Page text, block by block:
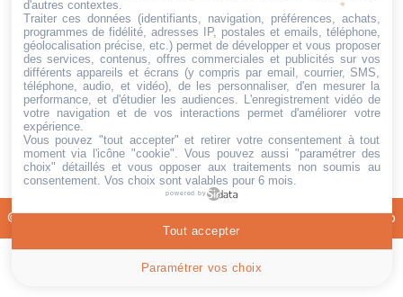
Conditions de
retour et de
remboursement
Droit de
rétractation
© 2026 - Tout droit réservé - Site développé parSAS Dev2Pub
d'autres contextes.
Traiter ces données (identifiants, navigation, préférences, achats,
programmes de fidélité, adresses IP, postales et emails, téléphone,
géolocalisation précise, etc.) permet de développer et vous proposer
des services, contenus, offres commerciales et publicités sur vos
différents appareils et écrans (y compris par email, courrier, SMS,
téléphone, audio, et vidéo), de les personnaliser, d'en mesurer la
performance, et d'étudier les audiences. L'enregistrement vidéo de
votre navigation et de vos interactions permet d'améliorer votre
expérience.
Vous pouvez "tout accepter" et retirer votre consentement à tout
moment via l'icône "cookie" . Vous pouvez aussi "paramétrer des
choix" détaillés et vous opposer aux traitements non soumis au
consentement. Vos choix sont valables pour 6 mois.
powered by
Paramétrer vos choix
Tout accepter